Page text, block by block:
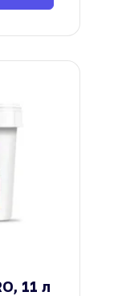
11 л